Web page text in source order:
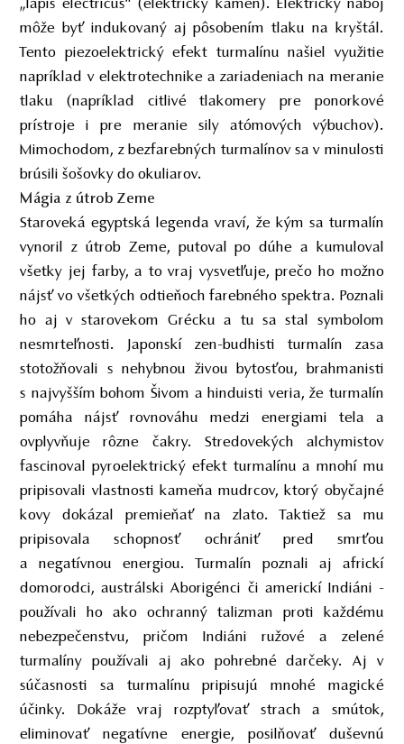
„lapis electricus“ (elektrický kameň). Elektrický náboj
môže byť indukovaný aj pôsobením tlaku na kryštál.
Tento piezoelektrický efekt turmalínu našiel využitie
napríklad v elektrotechnike a zariadeniach na meranie
tlaku (napríklad citlivé tlakomery pre ponorkové
prístroje i pre meranie sily atómových výbuchov).
Mimochodom, z bezfarebných turmalínov sa v minulosti
brúsili šošovky do okuliarov.
Mágia z útrob Zeme
Staroveká egyptská legenda vraví, že kým sa turmalín
vynoril z útrob Zeme, putoval po dúhe a kumuloval
všetky jej farby, a to vraj vysvetľuje, prečo ho možno
nájsť vo všetkých odtieňoch farebného spektra. Poznali
ho aj v starovekom Grécku a tu sa stal symbolom
nesmrteľnosti. Japonskí zen-budhisti turmalín zasa
stotožňovali s nehybnou živou bytosťou, brahmanisti
s najvyšším bohom Šivom a hinduisti veria, že turmalín
pomáha nájsť rovnováhu medzi energiami tela a
ovplyvňuje rôzne čakry. Stredovekých alchymistov
fascinoval pyroelektrický efekt turmalínu a mnohí mu
pripisovali vlastnosti kameňa mudrcov, ktorý obyčajné
kovy dokázal premieňať na zlato. Taktiež sa mu
pripisovala schopnosť ochrániť pred smrťou
a negatívnou energiou. Turmalín poznali aj africkí
domorodci, austrálski Aborigénci či americkí Indiáni -
používali ho ako ochranný talizman proti každému
nebezpečenstvu, pričom Indiáni ružové a zelené
turmalíny používali aj ako pohrebné darčeky. Aj v
súčasnosti sa turmalínu pripisujú mnohé magické
účinky. Dokáže vraj rozptyľovať strach a smútok,
eliminovať negatívne energie, posilňovať duševnú